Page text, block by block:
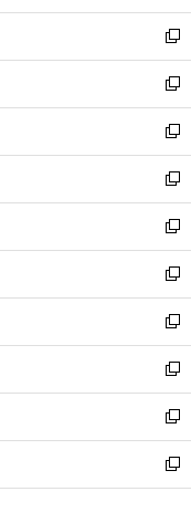
開
く
ウ
で
開
く
ン
ド
ウ
で
開
く
ウ
ィ
ン
ド
ウ
で
開
く
新
し
い
ウ
ィ
ン
ド
ウ
で
開
く
新
し
い
ウ
ィ
ン
ド
ウ
で
開
く
新
し
い
ウ
ィ
ン
ド
ウ
で
開
く
新
し
い
ウ
ィ
ン
ド
ウ
で
開
く
新
し
い
ウ
ィ
ン
ド
ウ
で
開
く
新
し
い
ウ
ィ
ン
ド
ウ
で
開
新
し
い
ウ
ィ
ン
ド
ウ
新
し
い
ウ
ィ
ン
新
し
い
ウ
新
し